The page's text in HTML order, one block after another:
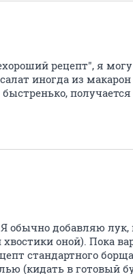
рецепт", я могу
иногда из макарон
обычно добавляю
оной). Пока
стандартного
(кидать в готовый